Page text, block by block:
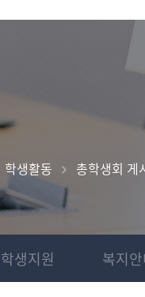
학생활동 총학생회 게
학생지원 복지